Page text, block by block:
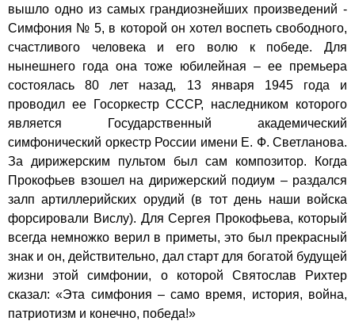
вышло одно из самых грандиознейших произведений -
Симфония № 5, в которой он хотел воспеть свободного,
счастливого человека и его волю к победе. Для
нынешнего года она тоже юбилейная – ее премьера
состоялась 80 лет назад, 13 января 1945 года и
проводил ее Госоркестр СССР, наследником которого
является Государственный академический
симфонический оркестр России имени Е. Ф. Светланова.
За дирижерским пультом был сам композитор. Когда
Прокофьев взошел на дирижерский подиум – раздался
залп артиллерийских орудий (в тот день наши войска
форсировали Вислу). Для Сергея Прокофьева, который
всегда немножко верил в приметы, это был прекрасный
знак и он, действительно, дал старт для богатой будущей
жизни этой симфонии, о которой Святослав Рихтер
сказал: «Эта симфония – само время, история, война,
патриотизм и конечно, победа!»